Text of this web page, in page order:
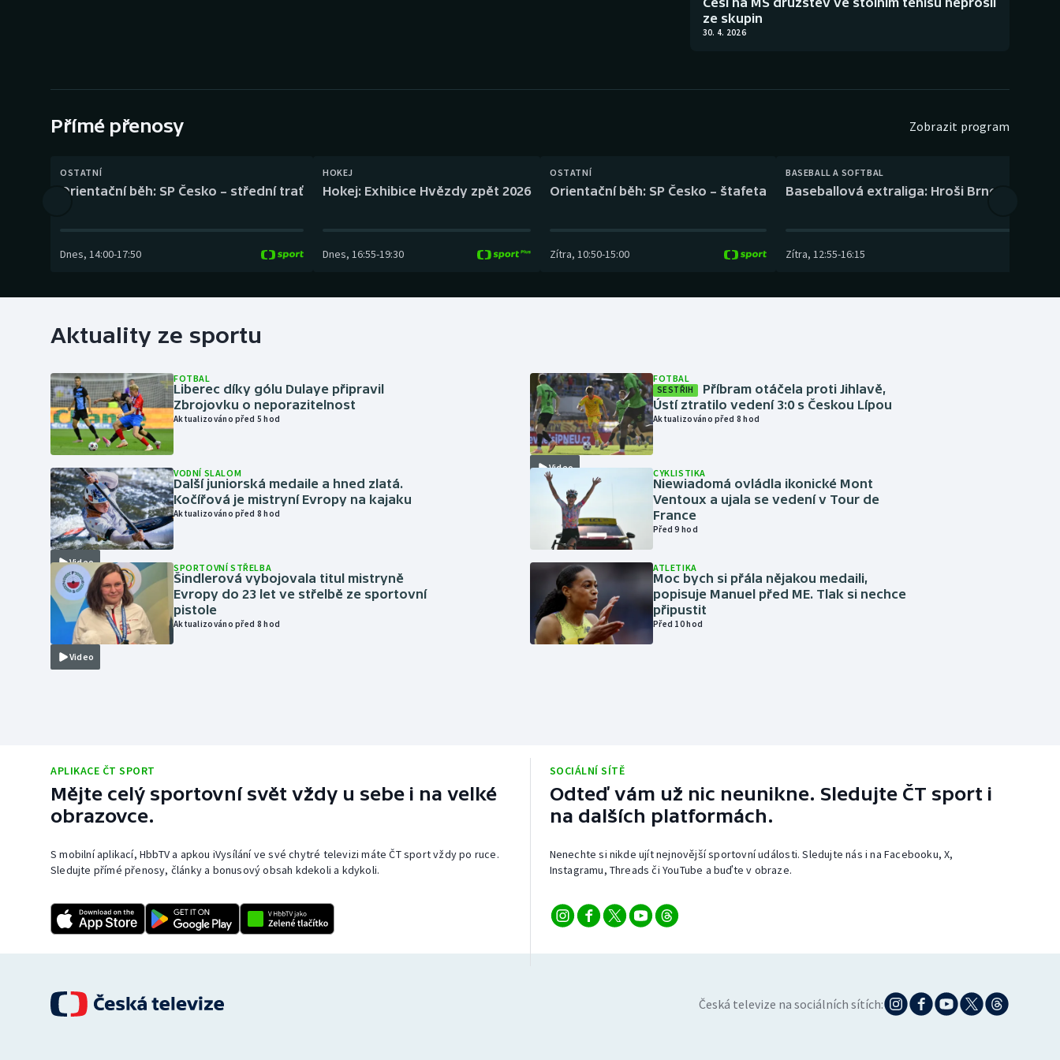
Gymnastika Plážový volejbal
ze skupin
30. 4. 2026
Přímé přenosy Zobrazit program
OSTATNÍ
Orientační běh: SP Česko – střední trať
Dnes, 14:00-17:50
HOKEJ
Hokej: Exhibice Hvězdy zpět 2026
Dnes, 16:55-19:30
OSTATNÍ
Orientační běh: SP Česko – štafeta
Zítra, 10:50-15:00
BASEBALL A SOFTBAL
Baseballová extraliga: Hroši Brno – Eagles
Zítra, 12:55-16:15
Aktuality ze sportu
FOTBAL
Liberec díky gólu Dulaye připravil
Zbrojovku o neporazitelnost
Aktualizováno před 5 hod
Video
VODNÍ SLALOM
Další juniorská medaile a hned zlatá.
Kočířová je mistryní Evropy na kajaku
Aktualizováno před 8 hod
Video
SPORTOVNÍ STŘELBA
Šindlerová vybojovala titul mistryně
Evropy do 23 let ve střelbě ze sportovní
pistole
Aktualizováno před 8 hod
Video
FOTBAL
SESTŘIH
Příbram otáčela proti Jihlavě,
Ústí ztratilo vedení 3:0 s Českou Lípou
Aktualizováno před 8 hod
CYKLISTIKA
Niewiadomá ovládla ikonické Mont
Ventoux a ujala se vedení v Tour de
France
Před 9 hod
ATLETIKA
Moc bych si přála nějakou medaili,
popisuje Manuel před ME. Tlak si nechce
připustit
Před 10 hod
APLIKACE ČT SPORT
Mějte celý sportovní svět vždy u sebe i na velké
obrazovce.
S mobilní aplikací, HbbTV a apkou iVysílání ve své chytré televizi máte ČT sport vždy po ruce.
Sledujte přímé přenosy, články a bonusový obsah kdekoli a kdykoli.
SOCIÁLNÍ SÍTĚ
Odteď vám už nic neunikne. Sledujte ČT sport i
na dalších platformách.
Nenechte si nikde ujít nejnovější sportovní události. Sledujte nás i na Facebooku, X,
Instagramu, Threads či YouTube a buďte v obraze.
Česká televize na sociálních sítích: